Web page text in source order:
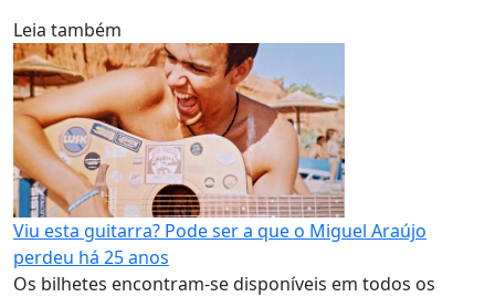
Leia também
Viu esta guitarra? Pode ser a que o Miguel Araújo
perdeu há 25 anos
Os bilhetes encontram-se disponíveis em todos os